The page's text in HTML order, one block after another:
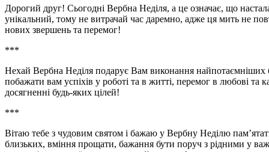
Дорогий друг! Сьогодні Вербна Неділя, а це означає, що
унікальний, тому не витрачай час даремно, адже ця мить не
нових звершень та перемог!
***
Нехай Вербна Неділя подарує Вам виконання
побажати вам успіхів у роботі та в житті, перемог в любові та
досягненні будь-яких цілей!
***
Вітаю тебе з чудовим святом і бажаю у Вербну Неділю
близьких, вміння прощати, бажання бути поруч з рідними у